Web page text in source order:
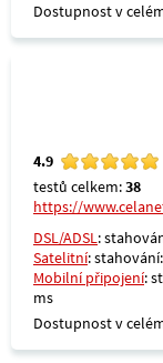
Dostupnost v
4.9
testů celkem:38
https://
DSL/ADSL:
Satelitní:
Mobilní připojení:
ms
Dostupnost v